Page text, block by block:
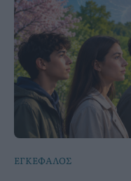
ΕΓΚΕΦΑΛΟΣ